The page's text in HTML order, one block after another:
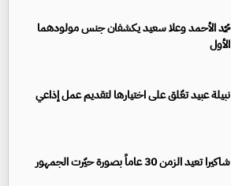
محمد الأحمد وعلا سعيد يكشفان جنس مولودهما
الأول
نبيلة عبيد تعّلق على اختيارها لتقديم عمل إذاعي
شاكيرا تعيد الزمن 30 عاماً بصورة حيّرت الجمهور